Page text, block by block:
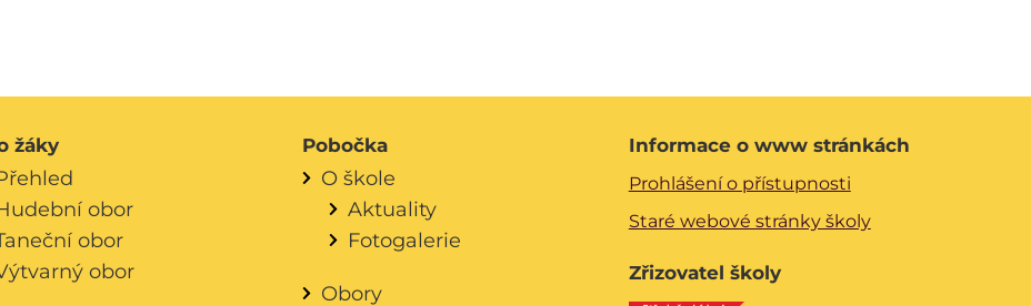
žáky
obor
obor
obor
Pobočka
O škole
Aktuality
Fotogalerie
Obory
Informace o www stránkách
Prohlášení o přístupnosti
Staré webové stránky školy
Zřizovatel školy